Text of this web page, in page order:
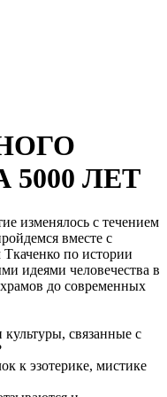
ЛЕТ
изменялось с течением
вместе с
по истории
идеями человечества в
до современных
связанные с
к эзотерике, мистике